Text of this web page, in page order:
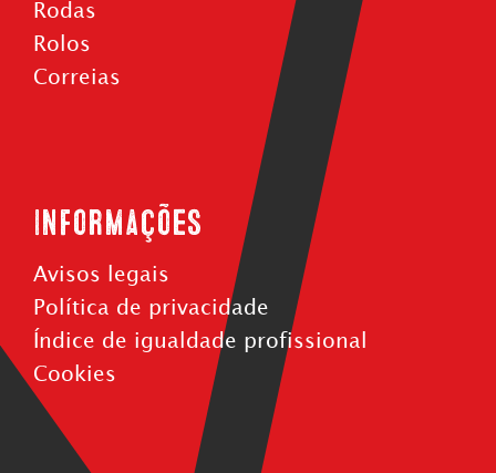
Rodas
Rolos
Correias
Informações
Avisos legais
Política de privacidade
Índice de igualdade profissional
Cookies